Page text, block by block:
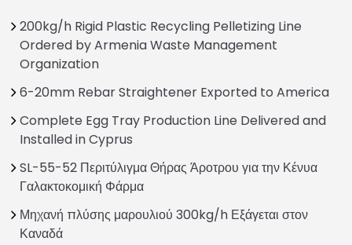
200kg/h Rigid Plastic Recycling Pelletizing Line
Ordered by Armenia Waste Management
Organization
6-20mm Rebar Straightener Exported to America
Complete Egg Tray Production Line Delivered and
Installed in Cyprus
SL-55-52 Περιτύλιγμα Θήρας Άροτρου για την Κένυα
Γαλακτοκομική Φάρμα
Μηχανή πλύσης μαρουλιού 300kg/h Εξάγεται στον
Καναδά